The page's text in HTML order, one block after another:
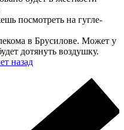
посмотреть на гугле-
в Брусилове. Может у
дотянуть воздушку.
назад